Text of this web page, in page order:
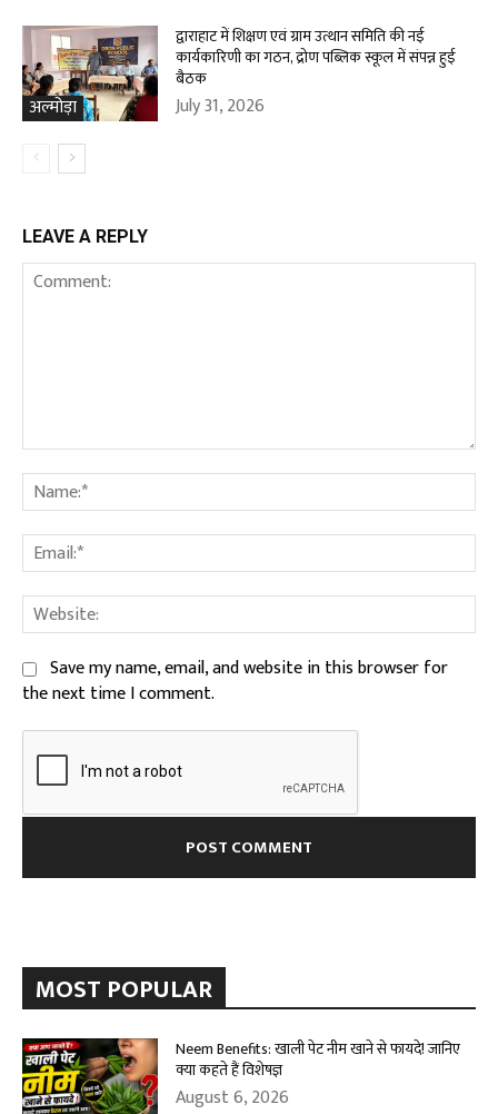
अल्मोड़ा
द्वाराहाट में शिक्षण एवं ग्राम उत्थान समिति की नई
कार्यकारिणी का गठन, द्रोण पब्लिक स्कूल में संपन्न हुई
बैठक
July 31, 2026
LEAVE A REPLY
Save my name, email, and website in this browser for
the next time I comment.
MOST POPULAR
Neem Benefits: खाली पेट नीम खाने से फायदे! जानिए
क्या कहते हैं विशेषज्ञ
August 6, 2026